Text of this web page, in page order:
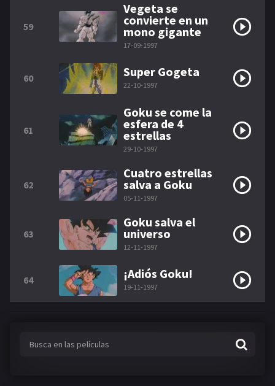
59
Vegeta se
convierte en un
mono gigante
17-09-1997
60 Super Gogeta
22-10-1997
61
Goku se come la
esfera de 4
estrellas
29-10-1997
62
Cuatro estrellas
salva a Goku
05-11-1997
63
Goku salva el
universo
12-11-1997
64 ¡Adiós Goku!
19-11-1997